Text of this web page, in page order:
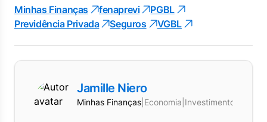
Minhas Finanças fenaprevi
PGBL
Previdência Privada
Seguros VGBL
Jamille Niero
Minhas Finanças Economia Investimentos